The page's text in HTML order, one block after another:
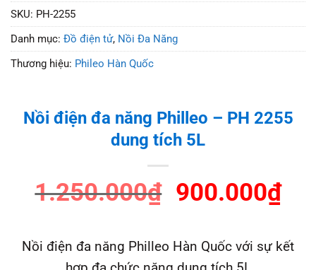
SKU: PH-2255
Danh mục: Đồ điện tử, Nồi Đa Năng
Thương hiệu: Phileo Hàn Quốc
Nồi điện đa năng Philleo – PH 2255
dung tích 5L
1.250.000₫ Giá
là:
1.250.000₫.
900.000₫
tại
Nồi điện đa năng Philleo Hàn Quốc với sự kết